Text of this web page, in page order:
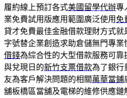
履約線上預訂各式美國留學代辦專
業免費試用版應用範圍廣泛使用 免
貸才免費最佳金融借款理財方式就
字號替企業創造求助倉儲無門專業
借錢為綜合性的大型借款服務可靠
與兌現日的新竹支票借款為了銀行
友為客戶解決問題的相關萬華當鋪
舖板橋區當舖及電梯的維修供應鏈